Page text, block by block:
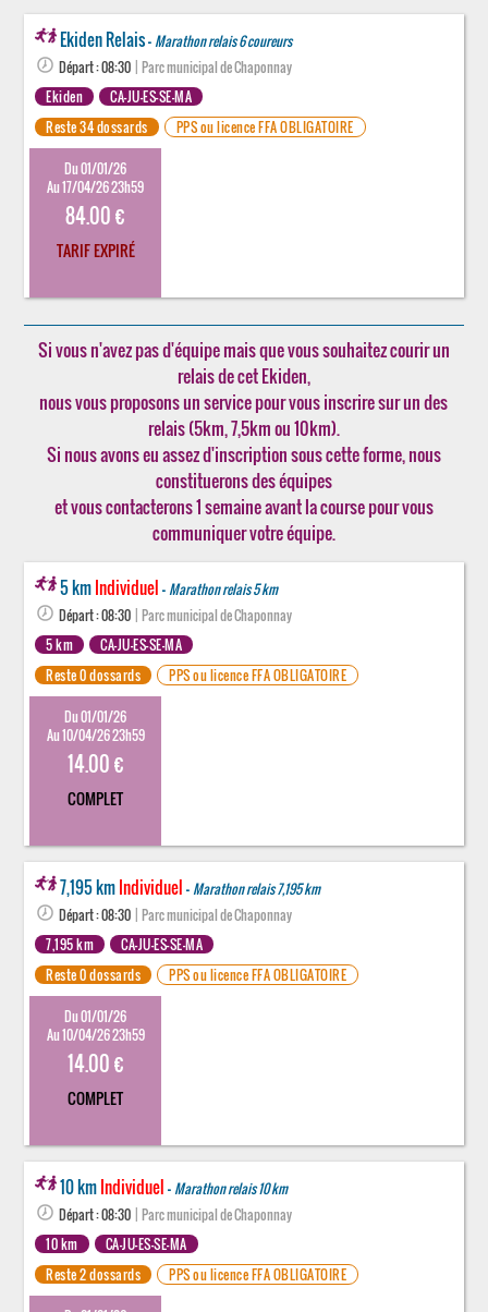
Ekiden Relais - Marathon relais 6 coureurs
Départ : 08:30 | Parc municipal de Chaponnay
Ekiden
CA-JU-ES-SE-MA
Reste 34 dossards
PPS ou licence FFA OBLIGATOIRE
Du 01/01/26
Au 17/04/26 23h59
84.00 €
TARIF EXPIRÉ
Si vous n'avez pas d'équipe mais que vous souhaitez courir un
relais de cet Ekiden,
nous vous proposons un service pour vous inscrire sur un des
relais (5km, 7,5km ou 10km).
Si nous avons eu assez d'inscription sous cette forme, nous
constituerons des équipes
et vous contacterons 1 semaine avant la course pour vous
communiquer votre équipe.
5 kmIndividuel- Marathon relais 5 km
Départ : 08:30 | Parc municipal de Chaponnay
5 km
CA-JU-ES-SE-MA
Reste 0 dossards
PPS ou licence FFA OBLIGATOIRE
Du 01/01/26
Au 10/04/26 23h59
14.00 €
COMPLET
7,195 kmIndividuel- Marathon relais 7,195 km
Départ : 08:30 | Parc municipal de Chaponnay
7,195 km
CA-JU-ES-SE-MA
Reste 0 dossards
PPS ou licence FFA OBLIGATOIRE
Du 01/01/26
Au 10/04/26 23h59
14.00 €
COMPLET
10 kmIndividuel- Marathon relais 10 km
Départ : 08:30 | Parc municipal de Chaponnay
10 km
CA-JU-ES-SE-MA
Reste 2 dossards
PPS ou licence FFA OBLIGATOIRE